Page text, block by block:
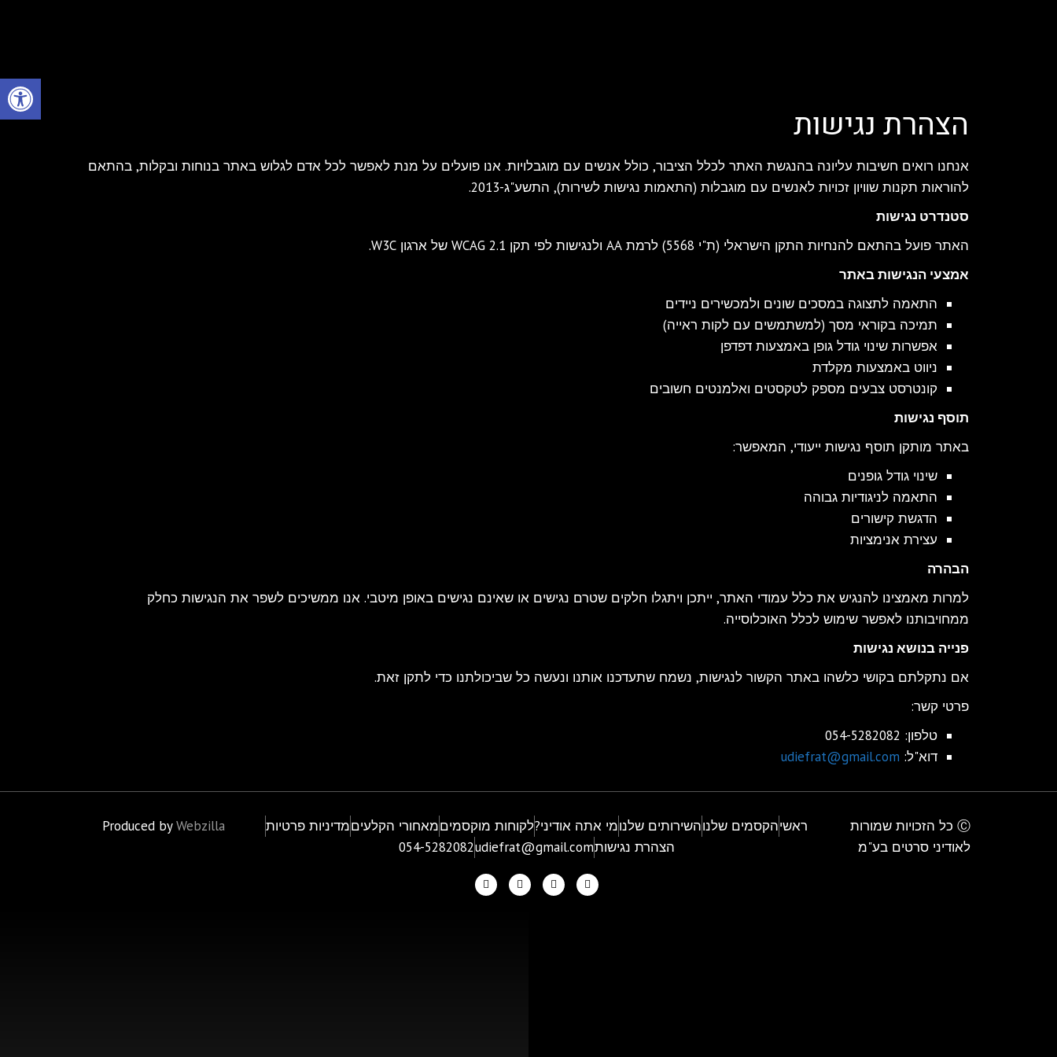
הצהרת נגישות
אנחנו רואים חשיבות עליונה בהנגשת האתר לכלל הציבור, כולל אנשים עם מוגבלויות. אנו פועלים על מנת לאפשר לכל אדם לגלוש באתר בנוחות ובקלות, בהתאם
להוראות תקנות שוויון זכויות לאנשים עם מוגבלות (התאמות נגישות לשירות), התשע"ג-2013.
סטנדרט נגישות
האתר פועל בהתאם להנחיות התקן הישראלי (ת"י 5568) לרמת AA ולנגישות לפי תקן WCAG 2.1 של ארגון W3C.
אמצעי הנגישות באתר
התאמה לתצוגה במסכים שונים ולמכשירים ניידים
תמיכה בקוראי מסך (למשתמשים עם לקות ראייה)
אפשרות שינוי גודל גופן באמצעות דפדפן
ניווט באמצעות מקלדת
קונטרסט צבעים מספק לטקסטים ואלמנטים חשובים
תוסף נגישות
באתר מותקן תוסף נגישות ייעודי, המאפשר:
שינוי גודל גופנים
התאמה לניגודיות גבוהה
הדגשת קישורים
עצירת אנימציות
הבהרה
למרות מאמצינו להנגיש את כלל עמודי האתר, ייתכן ויתגלו חלקים שטרם נגישים או שאינם נגישים באופן מיטבי. אנו ממשיכים לשפר את הנגישות כחלק
ממחויבותנו לאפשר שימוש לכלל האוכלוסייה.
פנייה בנושא נגישות
אם נתקלתם בקושי כלשהו באתר הקשור לנגישות, נשמח שתעדכנו אותנו ונעשה כל שביכולתנו כדי לתקן זאת.
פרטי קשר:
טלפון: 054-5282082
דוא"ל: udiefrat@gmail.com
Ⓒ כל הזכויות שמורות
לאודיני סרטים בע"מ
ראשיהקסמים שלנוהשירותים שלנומי אתה אודיני?לקוחות מוקסמיםמאחורי הקלעיםמדיניות פרטיות
הצהרת נגישותudiefrat@gmail.com
054-5282082
Produced byWebzilla